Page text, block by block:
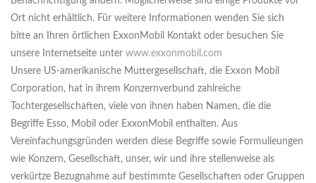
Ort nicht erhältlich. Für weitere Informationen wenden Sie sich
bitte an Ihren örtlichen ExxonMobil Kontakt oder besuchen Sie
unsere Internetseite unter www.exxonmobil.com
Unsere US-amerikanische Muttergesellschaft, die Exxon Mobil
Corporation, hat in ihrem Konzernverbund zahlreiche
Tochtergesellschaften, viele von ihnen haben Namen, die die
Begriffe Esso, Mobil oder ExxonMobil enthalten. Aus
Vereinfachungsgründen werden diese Begriffe sowie Formulieungen
wie Konzern, Gesellschaft, unser, wir und ihre stellenweise als
verkürtze Bezugnahme auf bestimmte Gesellschaften oder Gruppen